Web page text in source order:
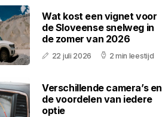
Wat kost een vignet voor
de Sloveense snelweg in
de zomer van 2026
22 juli 2026 2 min leestijd
Verschillende camera’s en
de voordelen van iedere
optie